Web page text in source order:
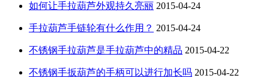
如何让手拉葫芦外观持久亮丽 2015-04-24
手拉葫芦手链轮有什么作用？ 2015-04-24
不锈钢手拉葫芦是手拉葫芦中的精品 2015-04-22
不锈钢手扳葫芦的手柄可以进行加长吗 2015-04-22